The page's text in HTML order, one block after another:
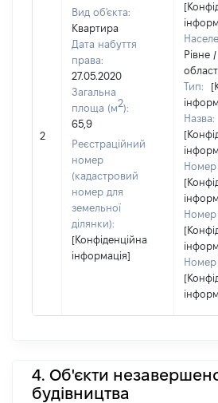
2
Вид об'єкта:
Квартира
Дата набуття
права:
27.05.2020
Загальна
площа (м2):
65,9
Реєстраційний
номер
(кадастровий
номер для
земельної
ділянки):
[Конфіденційна
інформація]
Рівне
Тип:
Назва:
Номер
Номер
Номер
4. Об'єкти
будівництва